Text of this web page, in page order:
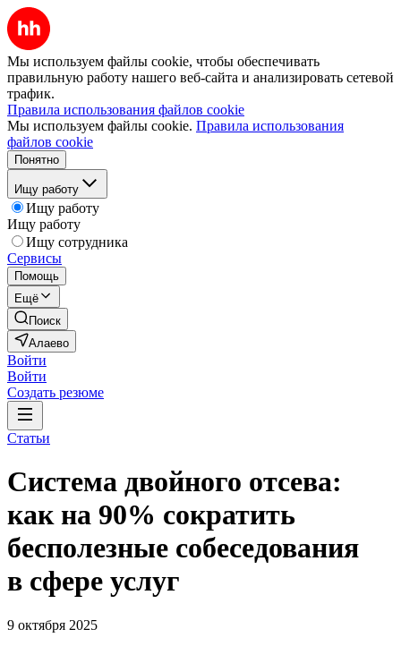
Мы используем файлы cookie, чтобы обеспечивать
правильную работу нашего веб-сайта и анализировать сетевой
трафик.
Правила использования файлов cookie
Мы используем файлы cookie. Правила использования
файлов cookie
Понятно
Ищу работу
Ищу работу
Ищу работу
Ищу сотрудника
Сервисы
Помощь
Ещё
Поиск
Алаево
Войти
Войти
Создать резюме
Статьи
Система двойного отсева:
как на 90% сократить
бесполезные собеседования
в сфере услуг
9 октября 2025